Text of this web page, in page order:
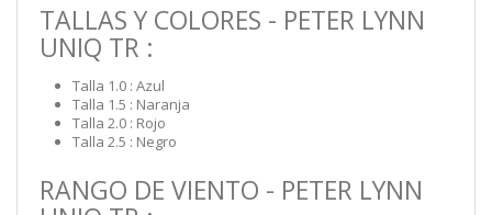
TALLAS Y COLORES - PETER LYNN
UNIQ TR :
Talla 1.0 : Azul
Talla 1.5 : Naranja
Talla 2.0 : Rojo
Talla 2.5 : Negro
RANGO DE VIENTO - PETER LYNN